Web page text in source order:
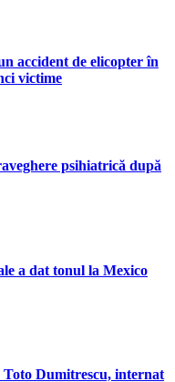
accident de elicopter în
victime
psihiatrică după
a dat tonul la Mexico
Toto Dumitrescu, internat